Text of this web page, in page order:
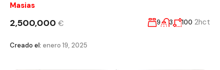
Masias
2,500,000 € 9 3 100 2hct
Creado el: enero 19, 2025